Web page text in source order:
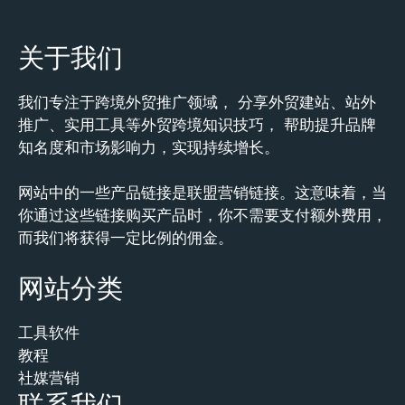
关于我们
我们专注于跨境外贸推广领域， 分享外贸建站、站外
推广、实用工具等外贸跨境知识技巧， 帮助提升品牌
知名度和市场影响力，实现持续增长。
网站中的一些产品链接是联盟营销链接。这意味着，当
你通过这些链接购买产品时，你不需要支付额外费用，
而我们将获得一定比例的佣金。
网站分类
工具软件
教程
社媒营销